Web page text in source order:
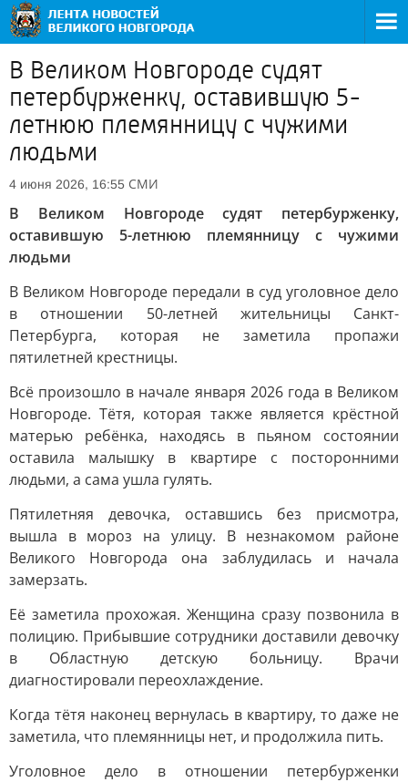
В Великом Новгороде судят
петербурженку, оставившую 5-
летнюю племянницу с чужими
людьми
4 июня 2026, 16:55 СМИ
В Великом Новгороде судят петербурженку,
оставившую 5-летнюю племянницу с чужими
людьми
В Великом Новгороде передали в суд уголовное дело
в отношении 50-летней жительницы Санкт-
Петербурга, которая не заметила пропажи
пятилетней крестницы.
Всё произошло в начале января 2026 года в Великом
Новгороде. Тётя, которая также является крёстной
матерью ребёнка, находясь в пьяном состоянии
оставила малышку в квартире с посторонними
людьми, а сама ушла гулять.
Пятилетняя девочка, оставшись без присмотра,
вышла в мороз на улицу. В незнакомом районе
Великого Новгорода она заблудилась и начала
замерзать.
Её заметила прохожая. Женщина сразу позвонила в
полицию. Прибывшие сотрудники доставили девочку
в Областную детскую больницу. Врачи
диагностировали переохлаждение.
Когда тётя наконец вернулась в квартиру, то даже не
заметила, что племянницы нет, и продолжила пить.
Уголовное дело в отношении петербурженки